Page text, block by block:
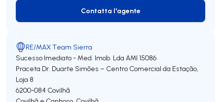
Contatta l'agente
Contatta l'agente
RE/MAX Team Sierra
Sucesso Imediato - Med. Imob. Lda AMI 15086
Praceta Dr. Duarte Simões – Centro Comercial da Estação,
Loja 8
6200-084 Covilhã